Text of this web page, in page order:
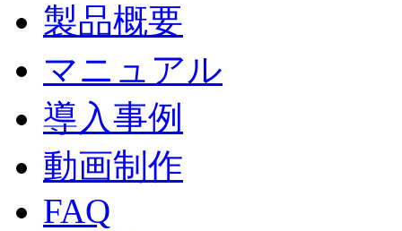
製品概要
マニュアル
導入事例
動画制作
FAQ